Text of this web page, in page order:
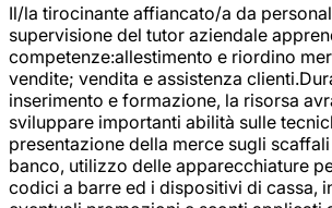
Il/la tirocinante affiancato/a da
supervisione del tutor aziendale
competenze:allestimento e riordino
vendite; vendita e assistenza
inserimento e formazione, la risorsa
sviluppare importanti abilità sulle
presentazione della merce sugli
banco, utilizzo delle apparecchiature
codici a barre ed i dispositivi di cassa,